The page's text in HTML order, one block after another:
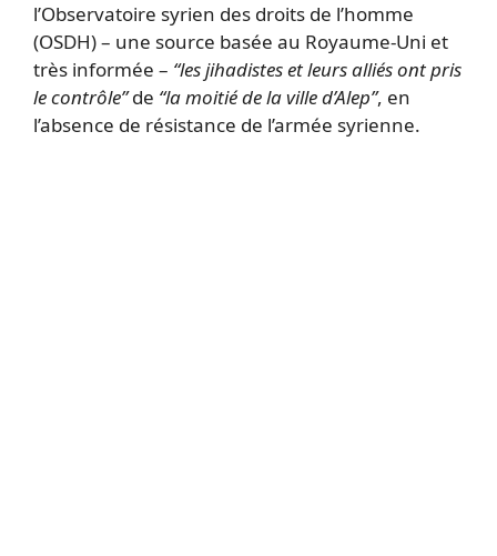
l’Observatoire syrien des droits de l’homme
(OSDH) – une source basée au Royaume-Uni et
très informée – “les jihadistes et leurs alliés ont pris
le contrôle”de “la moitié de la ville d’Alep”, en
l’absence de résistance de l’armée syrienne.